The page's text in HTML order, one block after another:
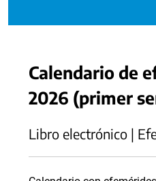
Calendario de
2026 (primer
Libro electrónico |